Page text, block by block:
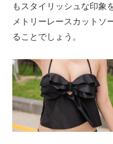
もスタイリッシュな印象
メトリーレースカットソ
ることでしょう。